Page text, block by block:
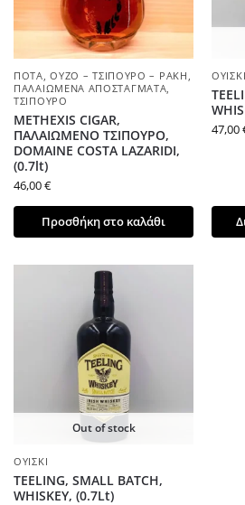
ΠΟΤΆ,ΟΎΖΟ – ΤΣΊΠΟΥΡΟ – ΡΑΚΉ ,
ΠΑΛΑΙΩΜΈΝΑ ΑΠΟΣΤΆΓΜΑΤΑ,
ΤΣΊΠΟΥΡΟ
METHEXIS CIGAR,
ΠΑΛΑΙΩΜΕΝΟ ΤΣΙΠΟΥΡΟ,
DOMAINE COSTA LAZARIDI,
(0.7lt)
46,00€
Προσθήκη στο καλάθι
ΟΥΊΣΚΙ
47,00
Out of stock
ΟΥΊΣΚΙ
TEELING, SMALL BATCH,
WHISKEY, (0.7Lt)